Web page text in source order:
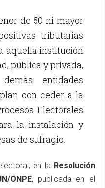
de 50 ni mayor
tributarias
aquella institución
pública y privada,
entidades
con ceder a la
Electorales
la instalación y
de sufragio.
en la Resolución
ONPE, publicada en el